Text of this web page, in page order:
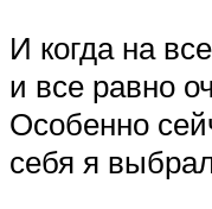
И когда на
и все равно
Особенно
себя я